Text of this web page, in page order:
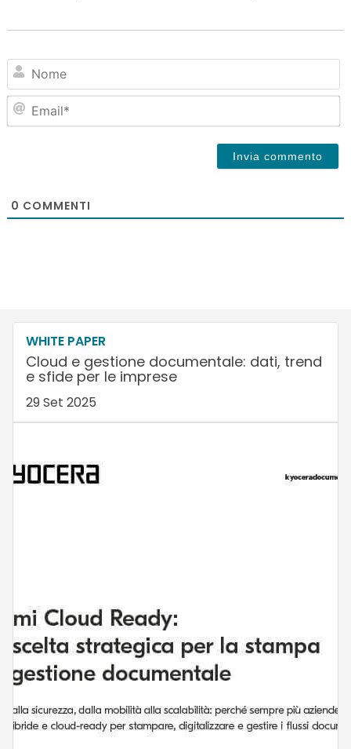
0 COMMENTI
WHITE PAPER
Cloud e gestione documentale: dati, trend
e sfide per le imprese
29 Set 2025